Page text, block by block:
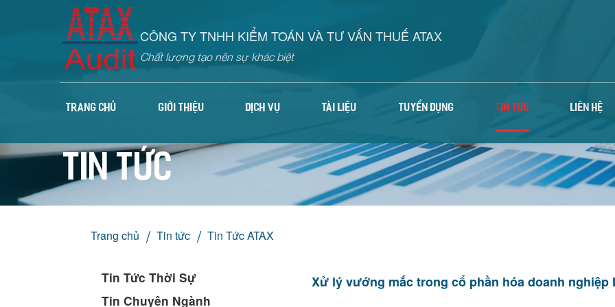
CÔNG TY TNHH KIỂM TOÁN VÀ TƯ VẤN THUẾ ATAX
Chất lượng tạo nên sự khác biệt
TRANG CHỦ GIỚI THIỆU DỊCH VỤ TÀI LIỆU TUYỂN DỤNG TIN TỨC LIÊN HỆ
Tin tức
Trang chủ Tin tức Tin Tức ATAX
Tin Tức Thời Sự
Tin Chuyên Ngành
Xử lý vướng mắc trong cổ phần hóa doanh nghiệp